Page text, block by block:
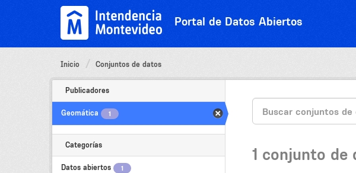
Portal de Datos Abiertos
Inicio Conjuntos de datos
Publicadores
Geomática 1
Categorías
Datos abiertos 1
1 conjunto de